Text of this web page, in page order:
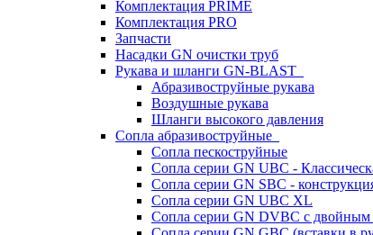
Комплектация PRIME
Комплектация PRO
Запчасти
Насадки GN очистки труб
Рукава и шланги GN-BLAST
Абразивоструйные рукава
Воздушные рукава
Шланги высокого давления
Сопла абразивоструйные
Сопла пескоструйные
Сопла серии GN UBC -
Сопла серии GN SBC -
Сопла серии GN UBC XL
Сопла серии GN DVBC с двойным